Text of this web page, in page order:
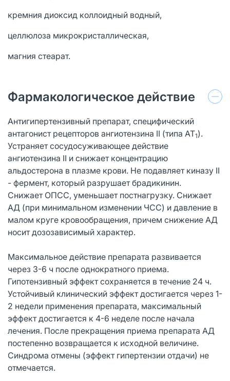
кремния диоксид коллоидный водный,
целлюлоза микрокристаллическая,
магния стеарат.
Фармакологическое действие
Антигипертензивный препарат, специфический
антагонист рецепторов ангиотензина II (типа АТ1).
Устраняет сосудосуживающее действие
ангиотензина II и снижает концентрацию
альдостерона в плазме крови. Не подавляет киназу II
- фермент, который разрушает брадикинин.
Снижает ОПСС, уменьшает постнагрузку. Снижает
АД (при минимальном изменении ЧСС) и давление в
малом круге кровообращения, причем снижение АД
носит дозозависимый характер.
Максимальное действие препарата развивается
через 3-6 ч после однократного приема.
Гипотензивный эффект сохраняется в течение 24 ч.
Устойчивый клинический эффект достигается через 1-
2 недели применения препарата, максимальный
эффект достигается к 4-6 неделе после начала
лечения. После прекращения приема препарата АД
постепенно возвращается к исходной величине.
Синдрома отмены (эффект гипертензии отдачи) не
отмечается.